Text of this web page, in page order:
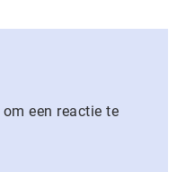
om een reactie te